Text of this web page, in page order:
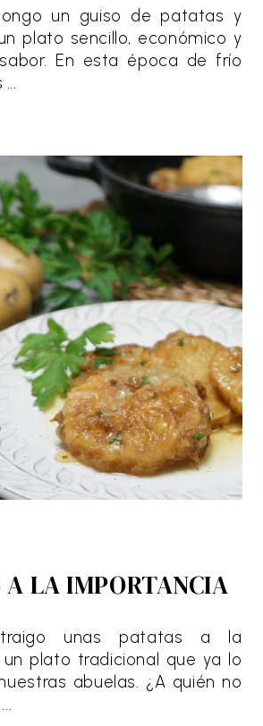
un guiso de patatas y
plato sencillo, económico y
En esta época de frío
A LA IMPORTANCIA
unas patatas a la
plato tradicional que ya lo
abuelas. ¿A quién no